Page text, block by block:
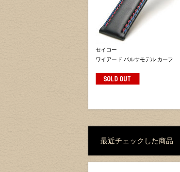
セイコー
ワイアード バルサモデル カーフ
最近チェックした商品